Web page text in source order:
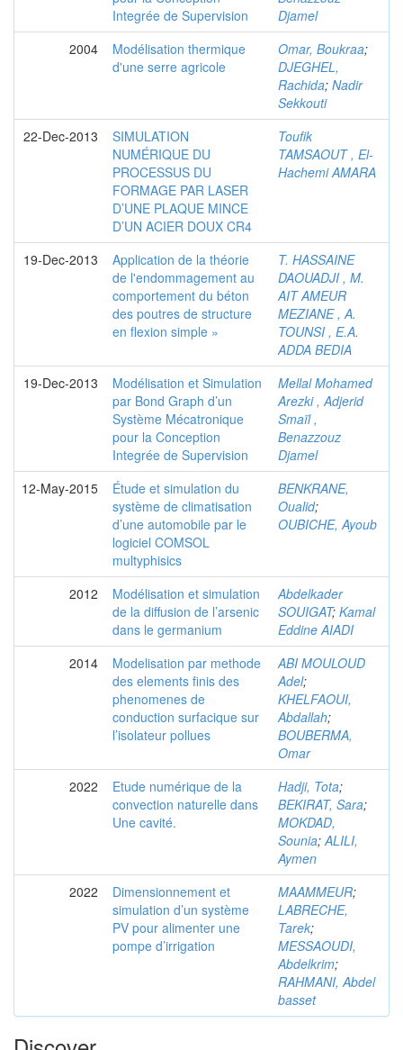
Integrée de Supervision
Djamel
2004
Modélisation thermique
d'une serre agricole
Omar, Boukraa;
DJEGHEL,
Rachida; Nadir
Sekkouti
22-Dec-2013
SIMULATION
NUMÉRIQUE DU
PROCESSUS DU
FORMAGE PAR LASER
D’UNE PLAQUE MINCE
D’UN ACIER DOUX CR4
Toufik
TAMSAOUT , El-
Hachemi AMARA
19-Dec-2013
Application de la théorie
de l'endommagement au
comportement du béton
des poutres de structure
en flexion simple »
T. HASSAINE
DAOUADJI , M.
AIT AMEUR
MEZIANE , A.
TOUNSI , E.A.
ADDA BEDIA
19-Dec-2013
Modélisation et Simulation
par Bond Graph d’un
Système Mécatronique
pour la Conception
Integrée de Supervision
Mellal Mohamed
Arezki , Adjerid
Smaïl ,
Benazzouz
Djamel
12-May-2015
Étude et simulation du
système de climatisation
d’une automobile par le
logiciel COMSOL
multyphisics
BENKRANE,
Oualid;
OUBICHE, Ayoub
2012
Modélisation et simulation
de la diffusion de l’arsenic
dans le germanium
Abdelkader
SOUIGAT; Kamal
Eddine AIADI
2014
Modelisation par methode
des elements finis des
phenomenes de
conduction surfacique sur
l’isolateur pollues
ABI MOULOUD
Adel;
KHELFAOUI,
Abdallah;
BOUBERMA,
Omar
2022
Etude numérique de la
convection naturelle dans
Une cavité.
Hadji, Tota;
BEKIRAT, Sara;
MOKDAD,
Sounia;ALILI,
Aymen
2022
Dimensionnement et
simulation d’un système
PV pour alimenter une
pompe d’irrigation
MAAMMEUR;
LABRECHE,
Tarek;
MESSAOUDI,
Abdelkrim;
RAHMANI, Abdel
basset